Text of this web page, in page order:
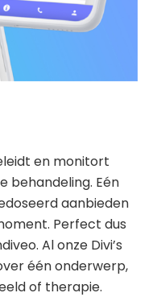
en monitort
behandeling. Eén
aanbieden
Perfect dus
Al onze Divi’s
één onderwerp,
of therapie.